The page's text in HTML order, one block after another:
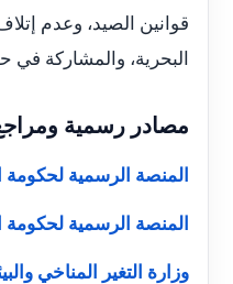
قوانين الصيد، وعدم
البحرية، والمشاركة في
مصادر رسمية
المنصة الرسمية لحكومة
المنصة الرسمية لحكومة
وزارة التغير المناخي